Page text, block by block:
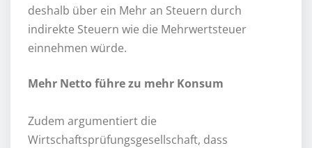
deshalb über ein Mehr an Steuern durch
indirekte Steuern wie die Mehrwertsteuer
einnehmen würde.
Mehr Netto führe zu mehr Konsum
Zudem argumentiert die
Wirtschaftsprüfungsgesellschaft, dass